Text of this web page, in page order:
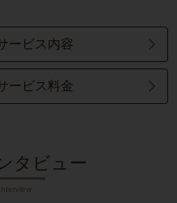
ービス内容
ービス料金
タビュー